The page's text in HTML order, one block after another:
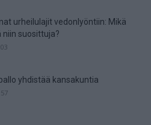
urheilulajit vedonlyöntiin: Mikä
niin suosittuja?
yhdistää kansakuntia